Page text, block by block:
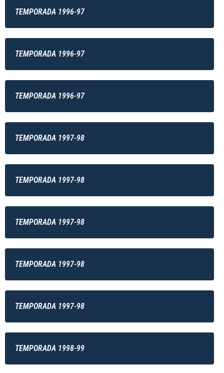
TEMPORADA 1996-97
TEMPORADA 1996-97
TEMPORADA 1996-97
TEMPORADA 1997-98
TEMPORADA 1997-98
TEMPORADA 1997-98
TEMPORADA 1997-98
TEMPORADA 1997-98
TEMPORADA 1998-99